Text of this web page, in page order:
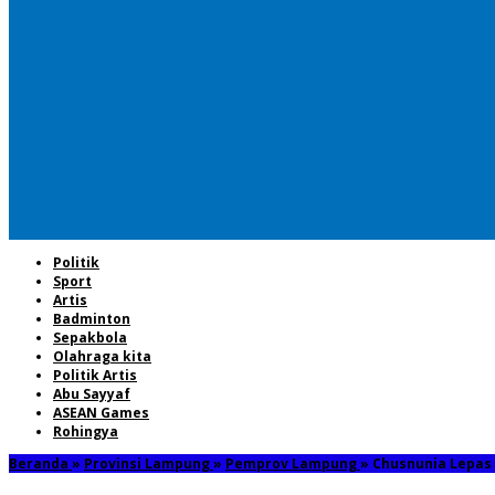
Politik
Sport
Artis
Badminton
Sepakbola
Olahraga kita
Politik Artis
Abu Sayyaf
ASEAN Games
Rohingya
Beranda » Provinsi Lampung» Pemprov Lampung» Chusnunia